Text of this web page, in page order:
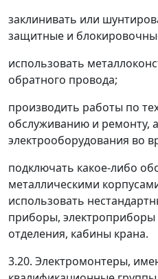
заклинивать или
защитные и
использовать
обратного провода;
производить работы по
обслуживанию и ремонту,
электрооборудования во
подключать какое-либо
металлическими
использовать
приборы,
отделения, кабины крана.
3.20. Электромонтеры,